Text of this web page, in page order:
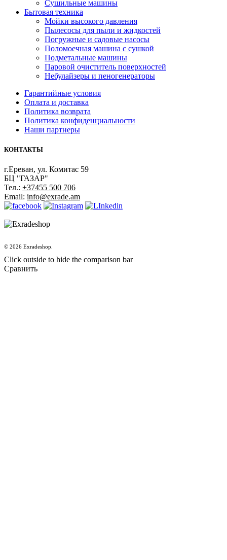
Сушильные машины
Бытовая техника
Мойки высокого давления
Пылесосы для пыли и жидкостей
Погружные и садовые насосы
Поломоечная машина с сушкой
Подметальные машины
Паровой очиститель поверхностей
Небулайзеры и пеногенераторы
Гарантийные условия
Оплата и доставка
Политика возврата
Политика конфиденциальности
Наши партнеры
КОНТАКТЫ
г.Ереван, ул. Комитас 59
БЦ "ГАЗАР"
Тел.: +37455 500 706
Email: info@exrade.am
© 2026 Exradeshop.
Click outside to hide the comparison bar
Сравнить